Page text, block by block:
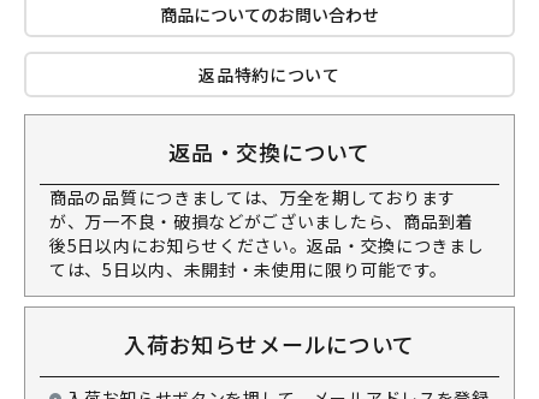
商品についてのお問い合わせ
返品特約について
返品・交換について
商品の品質につきましては、万全を期しております
が、万一不良・破損などがございましたら、商品到着
後5日以内にお知らせください。返品・交換につきまし
ては、5日以内、未開封・未使用に限り可能です。
入荷お知らせメールについて